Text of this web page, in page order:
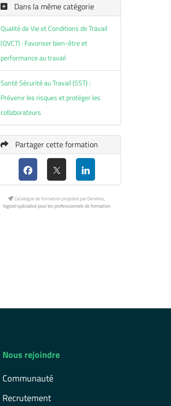
Dans la même catégorie
Qualité de Vie et Conditions de Travail
(QVCT) : Favoriser bien-être et
performance au travail
Santé Sécurité au Travail (SST) :
Prévenir les risques et protéger les
collaborateurs
Partager cette formation
Catalogue de formation propulsé par Dendreo,
logiciel spécialisé pour les professionnels de formation
Nous rejoindre
Communauté
Recrutement